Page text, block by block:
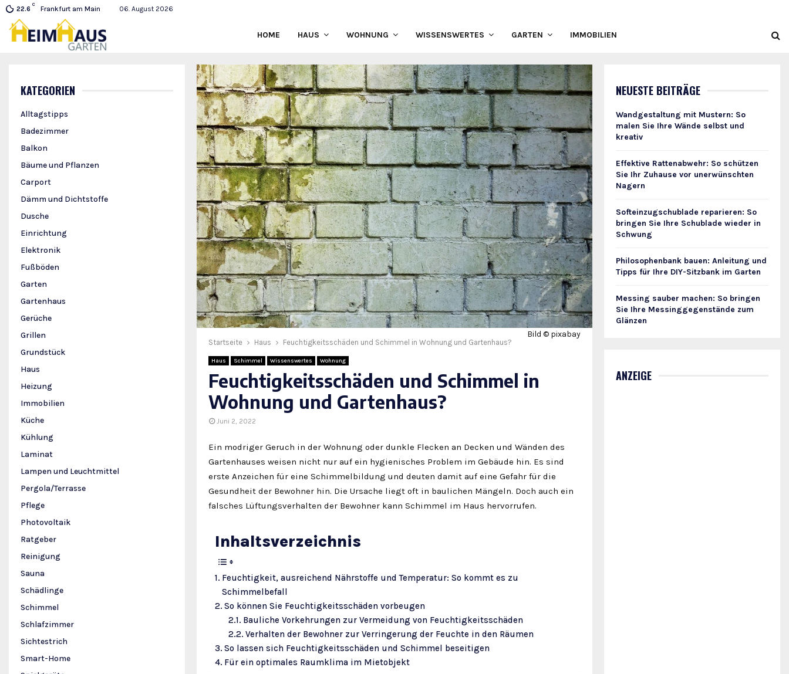
22.6
C
Frankfurt am Main 06. August 2026
HOME HAUS WOHNUNG WISSENSWERTES GARTEN IMMOBILIEN
Bild © pixabay
Startseite Haus Feuchtigkeitsschäden und Schimmel in Wohnung und Gartenhaus?
Haus Schimmel Wissenswertes Wohnung
Feuchtigkeitsschäden und Schimmel in
Wohnung und Gartenhaus?
Juni 2, 2022
Ein modriger Geruch in der Wohnung oder dunkle Flecken an Decken und Wänden des
Gartenhauses weisen nicht nur auf ein hygienisches Problem im Gebäude hin. Es sind
erste Anzeichen für eine Schimmelbildung und deuten damit auf eine Gefahr für die
Gesundheit der Bewohner hin. Die Ursache liegt oft in baulichen Mängeln. Doch auch ein
falsches Lüftungsverhalten der Bewohner kann Schimmel im Haus hervorrufen.
Inhaltsverzeichnis
Feuchtigkeit, ausreichend Nährstoffe und Temperatur: So kommt es zu
Schimmelbefall
So können Sie Feuchtigkeitsschäden vorbeugen
Bauliche Vorkehrungen zur Vermeidung von Feuchtigkeitsschäden
Verhalten der Bewohner zur Verringerung der Feuchte in den Räumen
So lassen sich Feuchtigkeitsschäden und Schimmel beseitigen
Für ein optimales Raumklima im Mietobjekt
KATEGORIEN
Alltagstipps
Badezimmer
Balkon
Bäume und Pflanzen
Carport
Dämm und Dichtstoffe
Dusche
Einrichtung
Elektronik
Fußböden
Garten
Gartenhaus
Gerüche
Grillen
Grundstück
Haus
Heizung
Immobilien
Küche
Kühlung
Laminat
Lampen und Leuchtmittel
Pergola/Terrasse
Pflege
Photovoltaik
Ratgeber
Reinigung
Sauna
Schädlinge
Schimmel
Schlafzimmer
Sichtestrich
Smart-Home
NEUESTE BEITRÄGE
Wandgestaltung mit Mustern: So
malen Sie Ihre Wände selbst und
kreativ
Effektive Rattenabwehr: So schützen
Sie Ihr Zuhause vor unerwünschten
Nagern
Softeinzugschublade reparieren: So
bringen Sie Ihre Schublade wieder in
Schwung
Philosophenbank bauen: Anleitung und
Tipps für Ihre DIY-Sitzbank im Garten
Messing sauber machen: So bringen
Sie Ihre Messinggegenstände zum
Glänzen
ANZEIGE